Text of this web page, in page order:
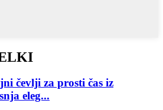
čevlji za prosti čas iz
eleg...